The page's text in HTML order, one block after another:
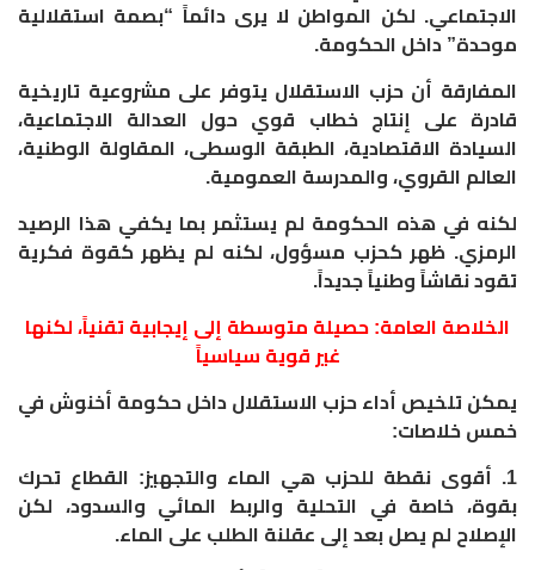
الاجتماعي. لكن المواطن لا يرى دائماً “بصمة استقلالية
موحدة” داخل الحكومة.
المفارقة أن حزب الاستقلال يتوفر على مشروعية تاريخية
قادرة على إنتاج خطاب قوي حول العدالة الاجتماعية،
السيادة الاقتصادية، الطبقة الوسطى، المقاولة الوطنية،
العالم القروي، والمدرسة العمومية.
لكنه في هذه الحكومة لم يستثمر بما يكفي هذا الرصيد
الرمزي. ظهر كحزب مسؤول، لكنه لم يظهر كقوة فكرية
تقود نقاشاً وطنياً جديداً.
الخلاصة العامة: حصيلة متوسطة إلى إيجابية تقنياً، لكنها
غير قوية سياسياً
يمكن تلخيص أداء حزب الاستقلال داخل حكومة أخنوش في
خمس خلاصات:
1. أقوى نقطة للحزب هي الماء والتجهيز: القطاع تحرك
بقوة، خاصة في التحلية والربط المائي والسدود، لكن
الإصلاح لم يصل بعد إلى عقلنة الطلب على الماء.